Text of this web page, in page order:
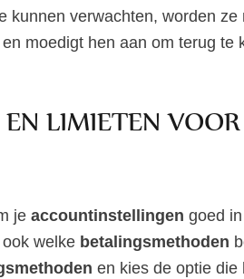
kunnen verwachten, worden
moedigt hen aan om terug te
LIMIETEN VOOR
je accountinstellingen goed
welke betalingsmethoden
en kies de optie die